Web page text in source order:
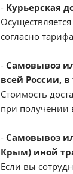
- Курьерская
согласно
- Самовывоз
всей России,
Стоимость
при получении
- Самовывоз
Крым) иной
Если вы